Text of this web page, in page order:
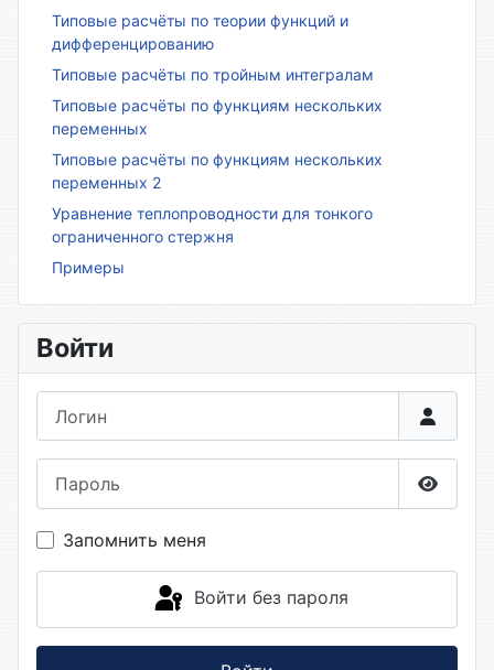
Типовые расчёты по теории функций и
дифференцированию
Типовые расчёты по тройным интегралам
Типовые расчёты по функциям нескольких
переменных
Типовые расчёты по функциям нескольких
переменных 2
Уравнение теплопроводности для тонкого
ограниченного стержня
Примеры
Войти
Запомнить меня
Войти без пароля